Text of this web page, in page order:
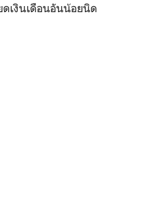
ดเงินเดือนอันน้อยนิด